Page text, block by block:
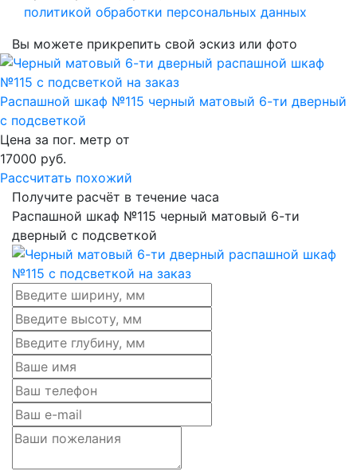
политикой обработки персональных данных
Вы можете прикрепить свой эскиз или фото
Распашной шкаф №115 черный матовый 6-ти дверный
с подсветкой
Цена за пог. метр от
17000 руб.
Рассчитать похожий
Получите расчёт в течение часа
Распашной шкаф №115 черный матовый 6-ти
дверный с подсветкой